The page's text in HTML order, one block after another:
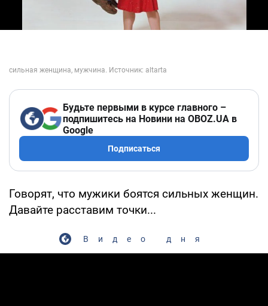
Будьте первыми в курсе главного –
подпишитесь на Новини на OBOZ.UA в
Google
Подписаться
Говорят, что мужики боятся сильных женщин.
Давайте расставим точки...
Видео дня